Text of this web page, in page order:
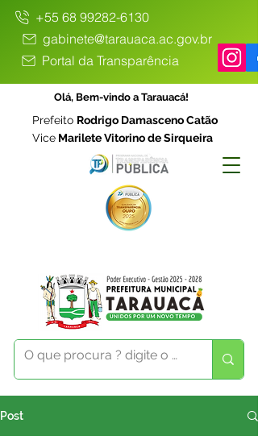
+55 68 99282-6130
gabinete@tarauaca.ac.gov.br
Portal da Transparência
Olá, Bem-vindo a Tarauacá!
Prefeito Rodrigo Damasceno Catão
Vice Marilete Vitorino de Sirqueira
Post